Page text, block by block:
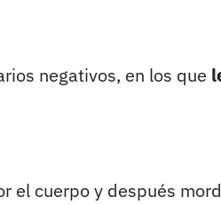
negativos, en los que
el cuerpo y después